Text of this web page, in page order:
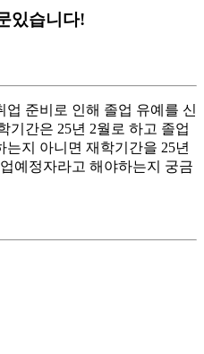
있습니다!
업 준비로 인해 졸업 유예를 신
기간은 25년 2월로 하고 졸업
지 아니면 재학기간을 25년
예정자라고 해야하는지 궁금